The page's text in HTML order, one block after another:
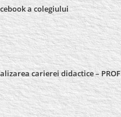
a colegiului
carierei didactice – PROF